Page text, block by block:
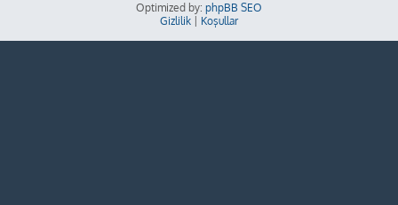
Optimized by: phpBB SEO
Gizlilik
Koşullar